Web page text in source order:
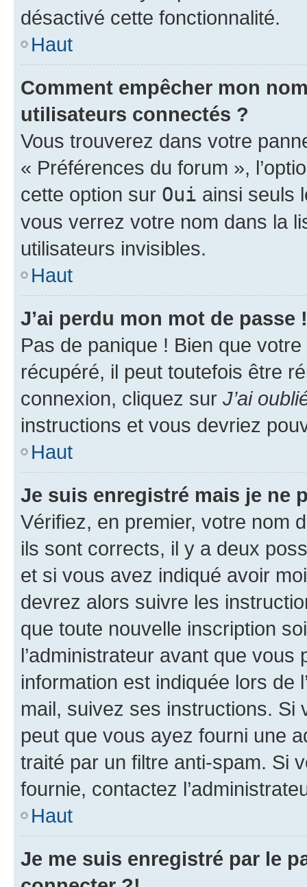
désactivé cette fonctionnalité.
Haut
Comment empêcher mon
utilisateurs connectés ?
Vous trouverez dans votre
« Préférences du forum »,
cette option sur Oui ainsi seuls
vous verrez votre nom dans la
utilisateurs invisibles.
Haut
J’ai perdu mon mot de passe !
Pas de panique ! Bien que
récupéré, il peut toutefois être
connexion, cliquez sur J’ai
instructions et vous devriez
Haut
Je suis enregistré mais je ne
Vérifiez, en premier, votre nom
ils sont corrects, il y a deux
et si vous avez indiqué avoir
devrez alors suivre les
que toute nouvelle inscription
l’administrateur avant que
information est indiquée lors de
mail, suivez ses instructions. Si
peut que vous ayez fourni une
traité par un filtre anti-spam. Si
fournie, contactez
Haut
Je me suis enregistré par le